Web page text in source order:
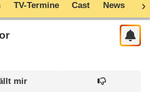
TV-Termine Cast News